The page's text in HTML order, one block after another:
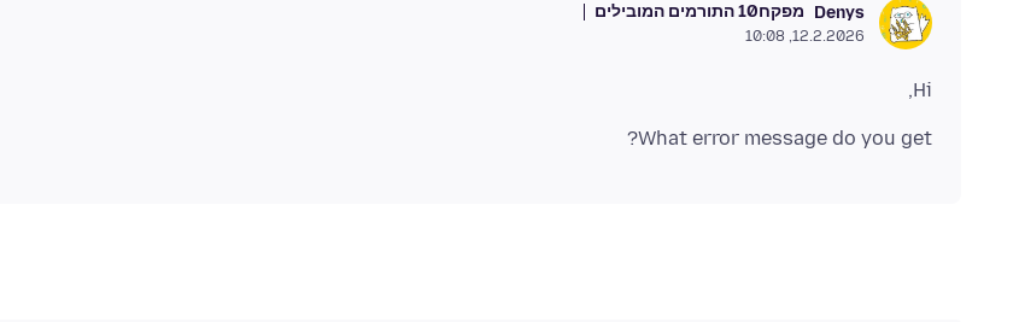
Denys מפקח10 התורמים המובילים
12.2.2026, 10:08
Hi,
What error message do you get?